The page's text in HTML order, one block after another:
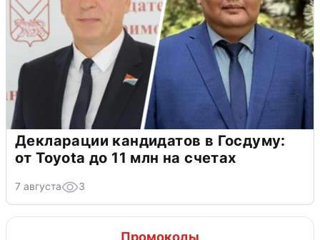
Декларации кандидатов в Госдуму:
от Toyota до 11 млн на счетах
7 августа 3
Промокоды